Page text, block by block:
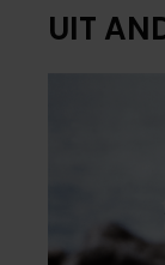
UIT